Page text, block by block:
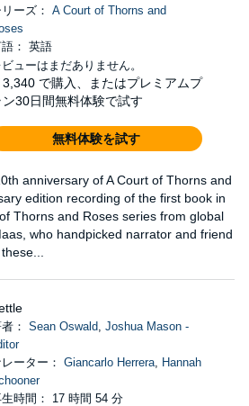
ーズ： A Court of Thorns and
： 英語
ビューはまだありません。
3,340 で購入、またはプレミアムプ
ン30日間無料体験で試す
無料体験を試す
anniversary of A Court of Thorns and
edition recording of the first book in
Thorns and Roses series from global
who handpicked narrator and friend
： Sean Oswald, Joshua Mason -
ーター： Giancarlo Herrera, Hannah
時間： 17 時間 54 分